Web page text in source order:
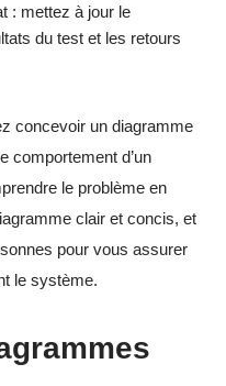
: mettez à jour le
du test et les retours
concevoir un diagramme
comportement d’un
le problème en
clair et concis, et
pour vous assurer
le système.